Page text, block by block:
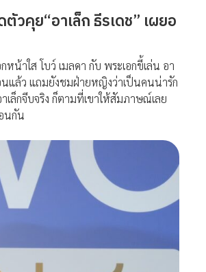
ตัวคุย“อาเล็กธีรเดช” เผยอ
หน้าใส โบว์ เมลดา กับ พระเอกขี้เล่น อา
นแล้ว แถมยังชมฝ่ายหญิงว่าเป็นคนน่ารัก
ล็กจีบจริง ก็ตามที่เขาให้สัมภาษณ์เลย
นกัน